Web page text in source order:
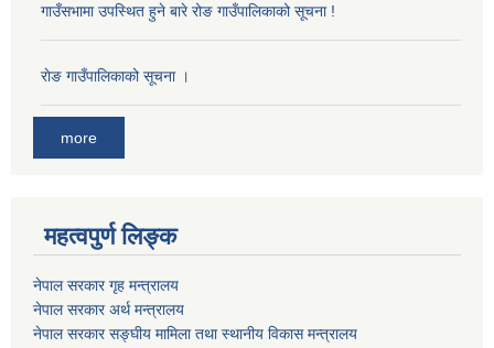
गाउँसभामा उपस्थित हुने बारे रोङ गाउँपालिकाको सूचना !
राेङ गाउँपालिकाको सूचना ।
more
महत्वपुर्ण लिङ्क
नेपाल सरकार गृह मन्त्रालय
नेपाल सरकार अर्थ मन्त्रालय
नेपाल सरकार सङ्घीय मामिला तथा स्थानीय विकास मन्त्रालय